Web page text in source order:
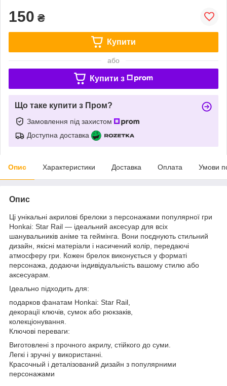
150 ₴
Купити
або
Купити з
Що таке купити з Пром?
Замовлення під захистом
Доступна доставка
Опис Характеристики Доставка Оплата Умови
Опис
Ці унікальні акрилові брелоки з персонажами популярної гри
Honkai: Star Rail — ідеальний аксесуар для всіх
шанувальників аніме та геймінга. Вони поєднують стильний
дизайн, якісні матеріали і насичений колір, передаючі
атмосферу гри. Кожен брелок виконується у форматі
персонажа, додаючи індивідуальність вашому стилю або
аксесуарам.
Ідеально підходить для:
подарков фанатам Honkai: Star Rail,
декорації ключів, сумок або рюкзаків,
колекціонування.
Ключові переваги:
Виготовлені з прочного акрилу, стійкого до суми.
Легкі і зручні у використанні.
Красочный і деталізований дизайн з популярними
персонажами